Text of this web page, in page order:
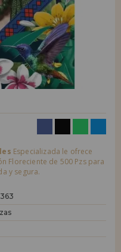
podrás realizar tus compras
el estado de tus pedidos
vender en tu negocio
para la distribución.
Especializada le ofrece
Floreciente de 500 Pzs para
y segura.